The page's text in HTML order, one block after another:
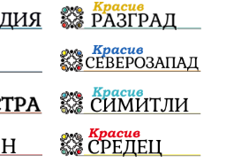
Приказка
Дружба
икона
Светия синод